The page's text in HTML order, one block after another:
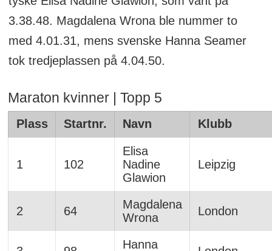
3.38.48. Magdalena Wrona ble nummer to
med 4.01.31, mens svenske Hanna Seamer
tok tredjeplassen på 4.04.50.
Maraton kvinner | Topp 5
Plass Startnr. Navn Klubb
1 102
Elisa
Nadine
Glawion
Leipzig
2 64
Magdalena
Wrona
London
Hanna